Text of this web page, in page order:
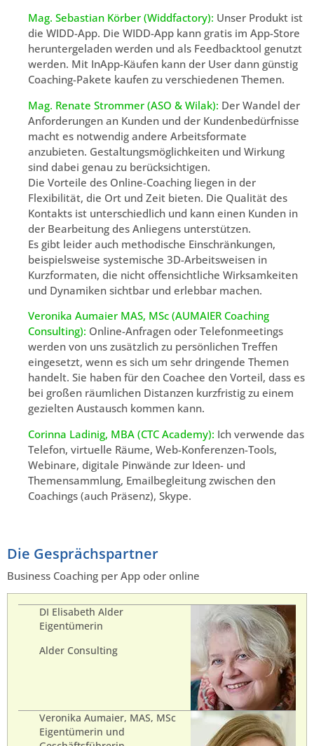
Mag. Sebastian Körber (Widdfactory): Unser Produkt ist
die WIDD-App. Die WIDD-App kann gratis im App-Store
heruntergeladen werden und als Feedbacktool genutzt
werden. Mit InApp-Käufen kann der User dann günstig
Coaching-Pakete kaufen zu verschiedenen Themen.
Mag. Renate Strommer (ASO & Wilak): Der Wandel der
Anforderungen an Kunden und der Kundenbedürfnisse
macht es notwendig andere Arbeitsformate
anzubieten. Gestaltungsmöglichkeiten und Wirkung
sind dabei genau zu berücksichtigen.
Die Vorteile des Online-Coaching liegen in der
Flexibilität, die Ort und Zeit bieten. Die Qualität des
Kontakts ist unterschiedlich und kann einen Kunden in
der Bearbeitung des Anliegens unterstützen.
Es gibt leider auch methodische Einschränkungen,
beispielsweise systemische 3D-Arbeitsweisen in
Kurzformaten, die nicht offensichtliche Wirksamkeiten
und Dynamiken sichtbar und erlebbar machen.
Veronika Aumaier MAS, MSc (AUMAIER Coaching
Consulting): Online-Anfragen oder Telefonmeetings
werden von uns zusätzlich zu persönlichen Treffen
eingesetzt, wenn es sich um sehr dringende Themen
handelt. Sie haben für den Coachee den Vorteil, dass es
bei großen räumlichen Distanzen kurzfristig zu einem
gezielten Austausch kommen kann.
Corinna Ladinig, MBA (CTC Academy): Ich verwende das
Telefon, virtuelle Räume, Web-Konferenzen-Tools,
Webinare, digitale Pinwände zur Ideen- und
Themensammlung, Emailbegleitung zwischen den
Coachings (auch Präsenz), Skype.
Die Gesprächspartner
Business Coaching per App oder online
DI Elisabeth Alder
Eigentümerin
Alder Consulting
Veronika Aumaier, MAS, MSc
Eigentümerin und